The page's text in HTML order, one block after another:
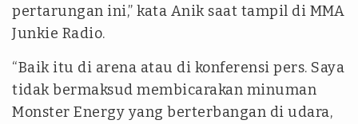
pertarungan ini,” kata Anik saat tampil di MMA
Junkie Radio.
“Baik itu di arena atau di konferensi pers. Saya
tidak bermaksud membicarakan minuman
Monster Energy yang berterbangan di udara,